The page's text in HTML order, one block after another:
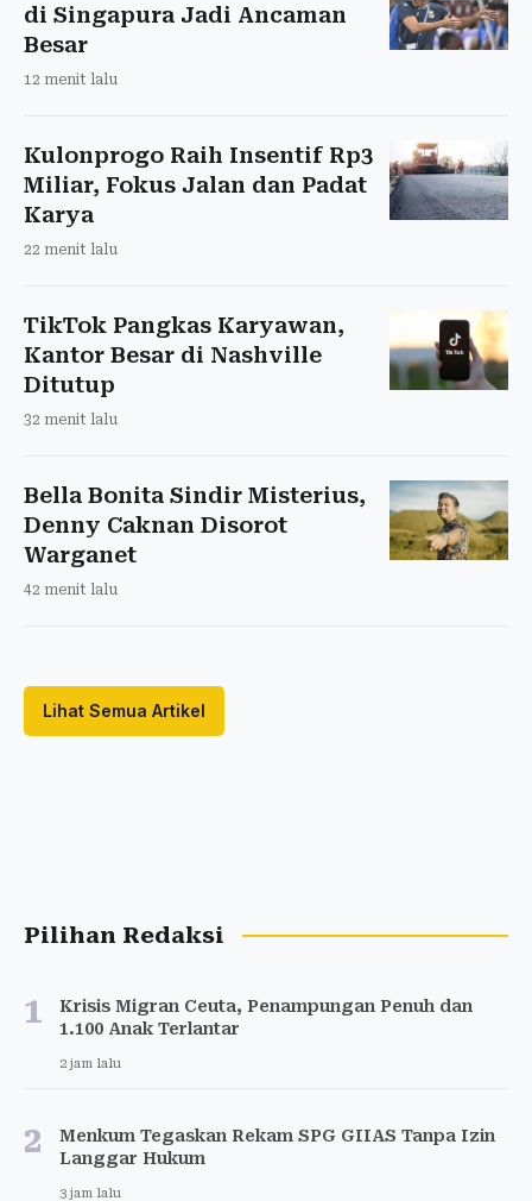
di Singapura Jadi Ancaman
Besar
12 menit lalu
Kulonprogo Raih Insentif Rp3
Miliar, Fokus Jalan dan Padat
Karya
22 menit lalu
TikTok Pangkas Karyawan,
Kantor Besar di Nashville
Ditutup
32 menit lalu
Bella Bonita Sindir Misterius,
Denny Caknan Disorot
Warganet
42 menit lalu
Lihat Semua Artikel
Pilihan Redaksi
1
Krisis Migran Ceuta, Penampungan Penuh dan
1.100 Anak Terlantar
2 jam lalu
2
Menkum Tegaskan Rekam SPG GIIAS Tanpa Izin
Langgar Hukum
3 jam lalu